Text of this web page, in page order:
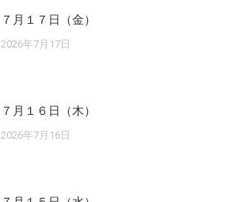
７月１７日（金）
2026年7月17日
７月１６日（木）
2026年7月16日